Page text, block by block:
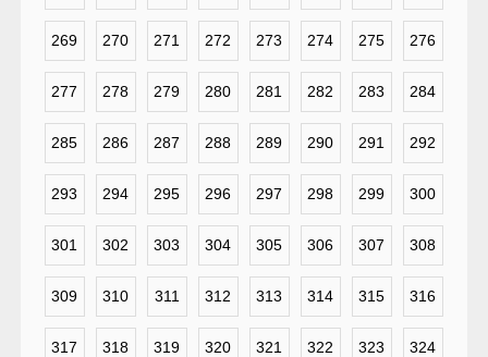
269 270 271 272 273 274 275 276
277 278 279 280 281 282 283 284
285 286 287 288 289 290 291 292
293 294 295 296 297 298 299 300
301 302 303 304 305 306 307 308
309 310 311 312 313 314 315 316
317 318 319 320 321 322 323 324